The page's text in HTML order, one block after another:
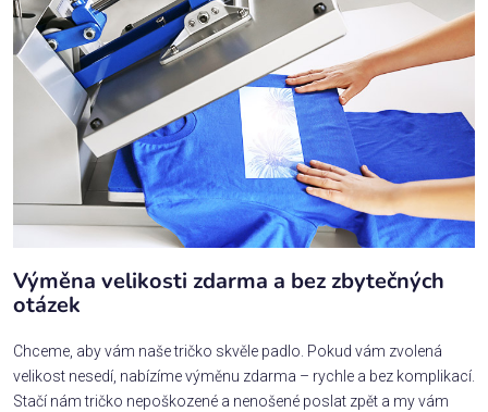
Výměna velikosti zdarma a bez zbytečných
otázek
Chceme, aby vám naše tričko skvěle padlo. Pokud vám zvolená
velikost nesedí, nabízíme výměnu zdarma – rychle a bez komplikací.
Stačí nám tričko nepoškozené a nenošené poslat zpět a my vám